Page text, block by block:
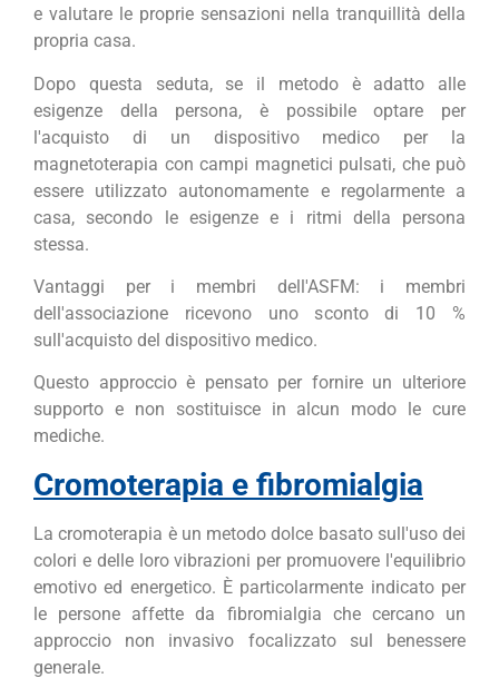
e valutare le proprie sensazioni nella tranquillità della
propria casa.
Dopo questa seduta, se il metodo è adatto alle
esigenze della persona, è possibile optare per
l'acquisto di un dispositivo medico per la
magnetoterapia con campi magnetici pulsati, che può
essere utilizzato autonomamente e regolarmente a
casa, secondo le esigenze e i ritmi della persona
stessa.
Vantaggi per i membri dell'ASFM: i membri
dell'associazione ricevono uno sconto di 10 %
sull'acquisto del dispositivo medico.
Questo approccio è pensato per fornire un ulteriore
supporto e non sostituisce in alcun modo le cure
mediche.
Cromoterapia e fibromialgia
La cromoterapia è un metodo dolce basato sull'uso dei
colori e delle loro vibrazioni per promuovere l'equilibrio
emotivo ed energetico. È particolarmente indicato per
le persone affette da fibromialgia che cercano un
approccio non invasivo focalizzato sul benessere
generale.